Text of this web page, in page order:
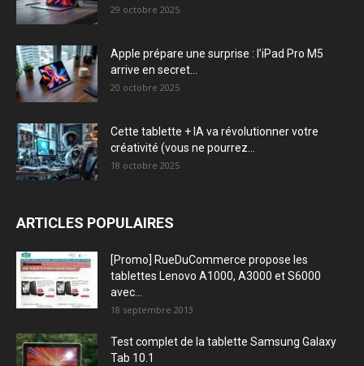
29 octobre 2025
Apple prépare une surprise : l’iPad Pro M5
arrive en secret...
20 octobre 2025
Cette tablette + IA va révolutionner votre
créativité (vous ne pourrez...
18 octobre 2025
ARTICLES POPULAIRES
[Promo] RueDuCommerce propose les
tablettes Lenovo A1000, A3000 et S6000
avec...
18 septembre 2013
Test complet de la tablette Samsung Galaxy
Tab 10.1